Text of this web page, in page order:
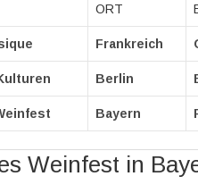
ORT
Frankreich
Berlin
Bayern
Weinfest in